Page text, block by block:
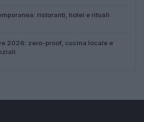
ristoranti, hotel e rituali
2026: zero-proof, cucina locale e